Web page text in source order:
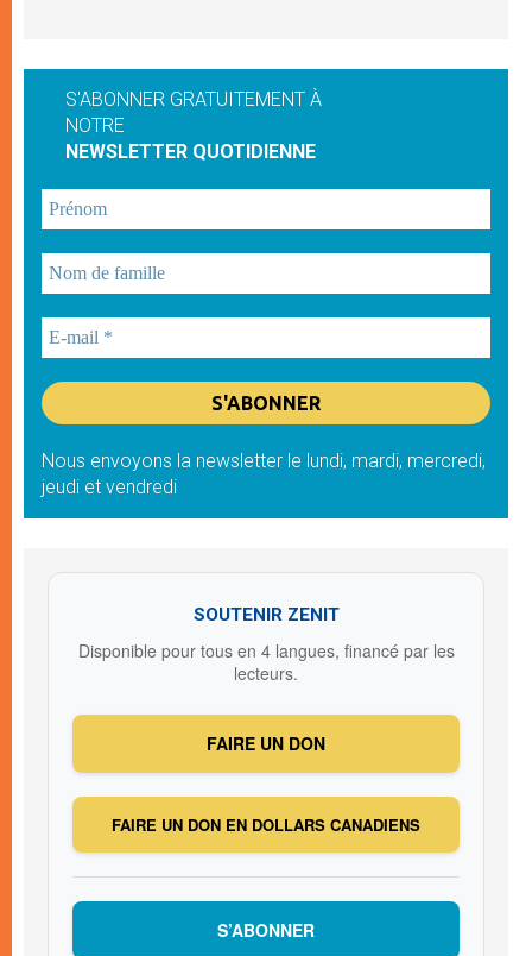
S'ABONNER GRATUITEMENT À
NOTRE
NEWSLETTER QUOTIDIENNE
Nous envoyons la newsletter le lundi, mardi, mercredi,
jeudi et vendredi
SOUTENIR ZENIT
Disponible pour tous en 4 langues, financé par les
lecteurs.
FAIRE UN DON
FAIRE UN DON EN DOLLARS CANADIENS
S’ABONNER